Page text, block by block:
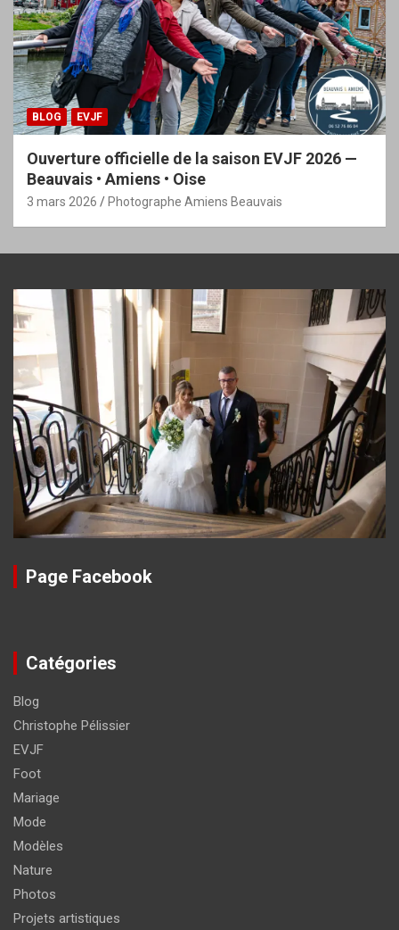
BLOG EVJF
Ouverture officielle de la saison EVJF 2026 —
Beauvais • Amiens • Oise
3 mars 2026 Photographe Amiens Beauvais
Page Facebook
Catégories
Blog
Christophe Pélissier
EVJF
Foot
Mariage
Mode
Modèles
Nature
Photos
Projets artistiques